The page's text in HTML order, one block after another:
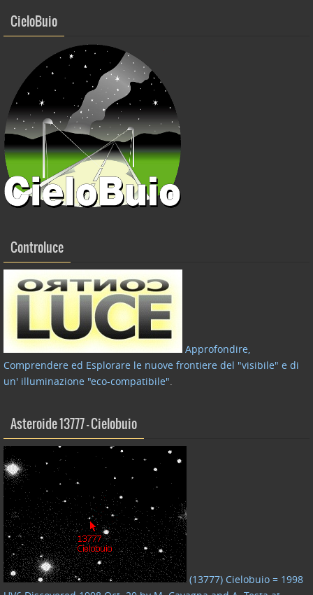
CieloBuio
Controluce
Approfondire,
Comprendere ed Esplorare le nuove frontiere del "visibile" e di
un' illuminazione "eco-compatibile".
Asteroide 13777 – Cielobuio
(13777) Cielobuio = 1998